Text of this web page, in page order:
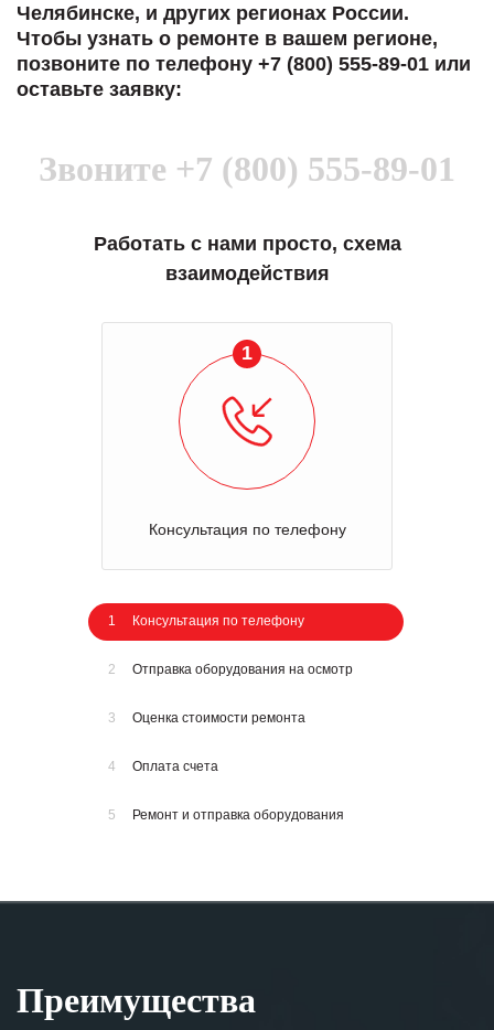
Челябинске, и других регионах России.
Чтобы узнать о ремонте в вашем регионе,
позвоните по телефону +7 (800) 555-89-01 или
оставьте заявку:
Звоните +7 (800) 555-89-01
Работать с нами просто, схема
взаимодействия
1
Консультация по телефону
1 Консультация по телефону
2 Отправка оборудования на осмотр
3 Оценка стоимости ремонта
4 Оплата счета
5 Ремонт и отправка оборудования
Преимущества